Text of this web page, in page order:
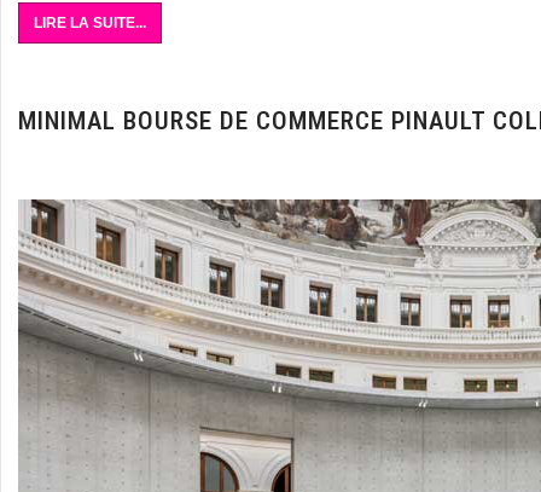
LIRE LA SUITE...
MINIMAL BOURSE DE COMMERCE PINAULT